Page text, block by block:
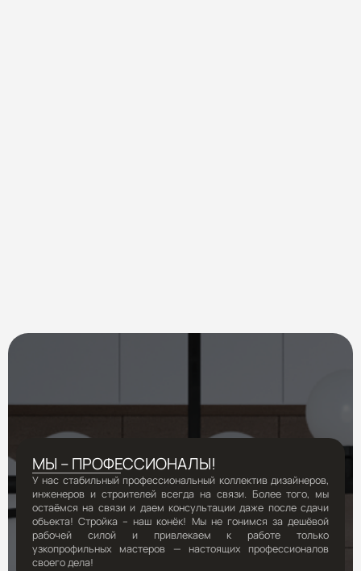
МЫ – ПРОФЕССИОНАЛЫ!
У нас стабильный профессиональный коллектив дизайнеров,
инженеров и строителей всегда на связи. Более того, мы
остаёмся на связи и даем консультации даже после сдачи
объекта! Стройка – наш конёк! Мы не гонимся за дешёвой
рабочей силой и привлекаем к работе только
узкопрофильных мастеров — настоящих профессионалов
своего дела!